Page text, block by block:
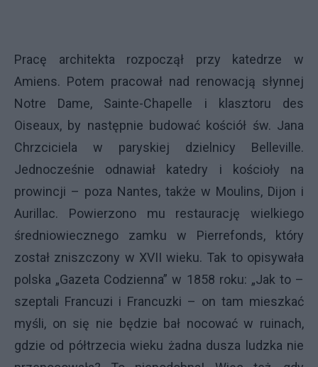
Pracę architekta rozpoczął przy katedrze w
Amiens. Potem pracował nad renowacją słynnej
Notre Dame, Sainte-Chapelle i klasztoru des
Oiseaux, by następnie budować kościół św. Jana
Chrzciciela w paryskiej dzielnicy Belleville.
Jednocześnie odnawiał katedry i kościoły na
prowincji – poza Nantes, także w Moulins, Dijon i
Aurillac. Powierzono mu restaurację wielkiego
średniowiecznego zamku w Pierrefonds, który
został zniszczony w XVII wieku. Tak to opisywała
polska „Gazeta Codzienna” w 1858 roku: „Jak to –
szeptali Francuzi i Francuzki – on tam mieszkać
myśli, on się nie będzie bał nocować w ruinach,
gdzie od półtrzecia wieku żadna dusza ludzka nie